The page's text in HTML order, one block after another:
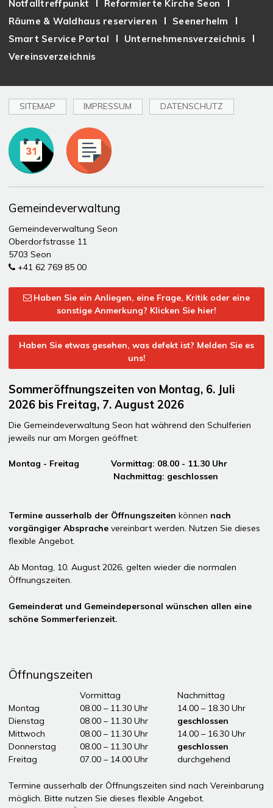
Notfalltreffpunkt
Reformierte Kirche Seon
Räume & Waldhaus reservieren
Seenerhelm
Smart Service Portal
Unternehmensverzeichnis
Vereinsverzeichnis
SITEMAP IMPRESSUM DATENSCHUTZ
Toplinks
Gemeindeverwaltung
Gemeindeverwaltung Seon
Oberdorfstrasse 11
5703 Seon
+41 62 769 85 00
Haben Sie ein Anliegen, eine Frage, Kritik oder eine
sonstige Anmerkung? Klicken Sie hier!
Haben Sie etwas gesehen, was defekt ist? Melden Sie es
uns!
Sommeröffnungszeiten von Montag, 6. Juli
2026 bis Freitag, 7. August 2026
Die Gemeindeverwaltung Seon hat während den Schulferien
jeweils nur am Morgen geöffnet:
Montag - Freitag Vormittag: 08.00 - 11.30 Uhr
Nachmittag: geschlossen
Termine ausserhalb der Öffnungszeiten können nach
vorgängiger Absprache vereinbart werden. Nutzen Sie dieses
flexible Angebot.
Ab Montag, 10. August 2026, gelten wieder die normalen
Öffnungszeiten.
Gemeinderat und Gemeindepersonal wünschen allen eine
schöne Sommerferienzeit.
Öffnungszeiten
Öffnungszeiten Vormittag
Vormittag
Nachmittag
Montag
08.00 – 11.30 Uhr
14.00 – 18.30 Uhr
Dienstag
08.00 – 11.30 Uhr
geschlossen
Mittwoch
08.00 – 11.30 Uhr
14.00 – 16.30 Uhr
Donnerstag
08.00 – 11.30 Uhr
geschlossen
Freitag
07.00 – 14.00 Uhr durchgehend
Termine ausserhalb der Öffnungszeiten sind nach Vereinbarung
möglich. Bitte nutzen Sie dieses flexible Angebot.